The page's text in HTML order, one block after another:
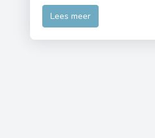
Lees meer